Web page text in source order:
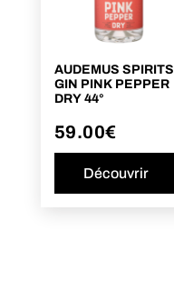
AUDEMUS SPIRITS
GIN PINK PEPPER
DRY 44°
59.00€
Découvrir